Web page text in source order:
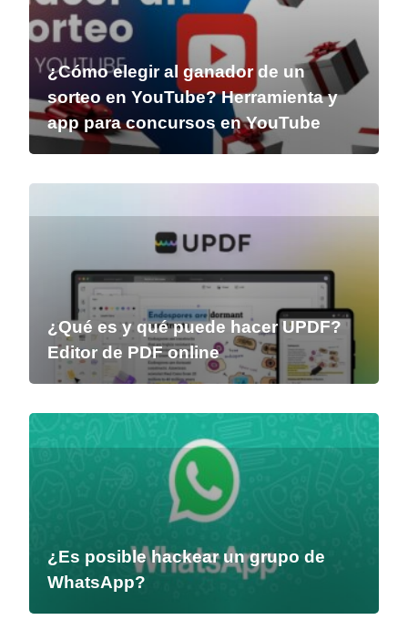
¿Cómo elegir al ganador de un
sorteo en YouTube? Herramienta y
app para concursos en YouTube
¿Qué es y qué puede hacer UPDF?
Editor de PDF online
¿Es posible hackear un grupo de
WhatsApp?